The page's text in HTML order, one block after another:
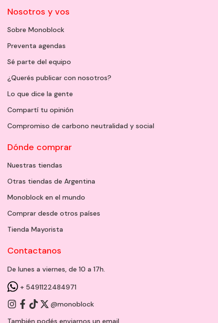
Nosotros y vos
Sobre Monoblock
Preventa agendas
Sé parte del equipo
¿Querés publicar con nosotros?
Lo que dice la gente
Compartí tu opinión
Compromiso de carbono neutralidad y social
Dónde comprar
Nuestras tiendas
Otras tiendas de Argentina
Monoblock en el mundo
Comprar desde otros países
Tienda Mayorista
Contactanos
De lunes a viernes, de 10 a 17h.
+ 5491122484971
@monoblock
También podés enviarnos un email